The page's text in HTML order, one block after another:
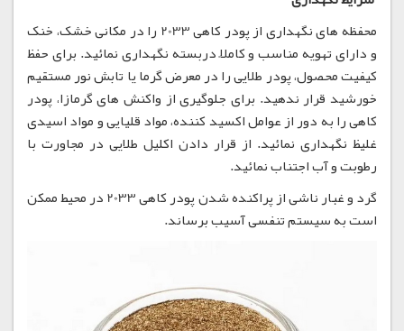
محفظه های نگهداری از پودر کاهی 2033 را در مکانی خشک، خنک
و دارای تهویه مناسب و کاملاً دربسته نگهداری نمائید. برای حفظ
کیفیت محصول، پودر طلایی را در معرض گرما یا تابش نور مستقیم
خورشید قرار ندهید. برای جلوگیری از واکنش های گرمازا، پودر
کاهی را به دور از عوامل اکسید کننده، مواد قلیایی و مواد اسیدی
غلیظ نگهداری نمائید. از قرار دادن اکلیل طلایی در مجاورت با
رطوبت و آب اجتناب نمائید.
گرد و غبار ناشی از پراکنده شدن پودر کاهی 2033 در محیط ممکن
است به سیستم تنفسی آسیب برساند.